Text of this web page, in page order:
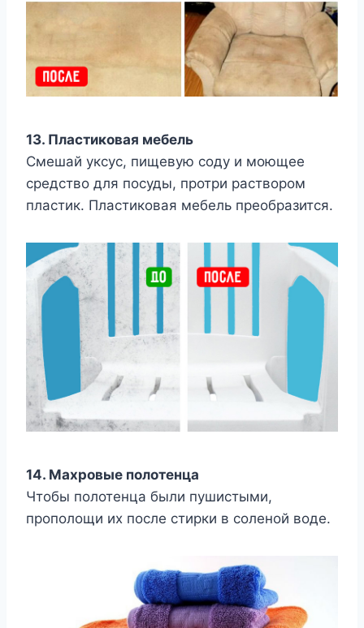
13. Пластиковая мебель
Смешай уксус, пищевую соду и моющее
средство для посуды, протри раствором
пластик. Пластиковая мебель преобразится.
14. Махровые полотенца
Чтобы полотенца были пушистыми,
прополощи их после стирки в соленой воде.